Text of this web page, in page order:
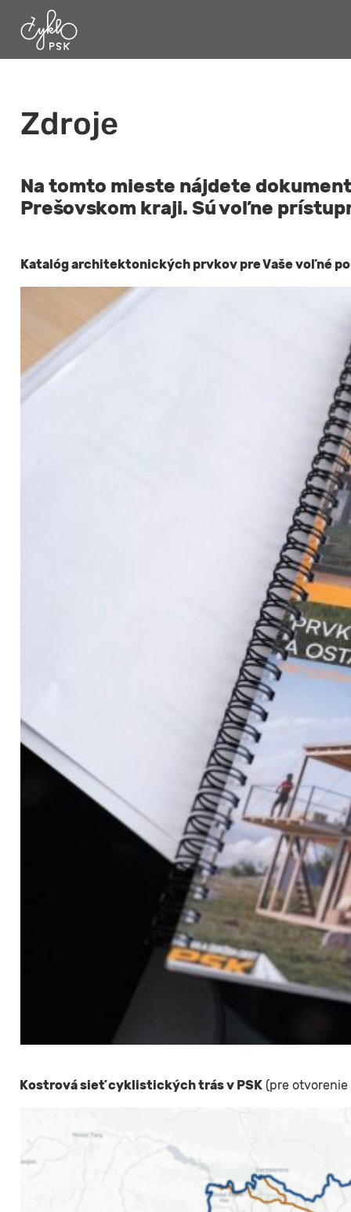
Zdroje
Na tomto mieste nájdete
Prešovskom kraji. Sú voľne
Katalóg architektonických prvkov pre Vaše voľné
Kostrová sieť cyklistických trás v PSK (pre